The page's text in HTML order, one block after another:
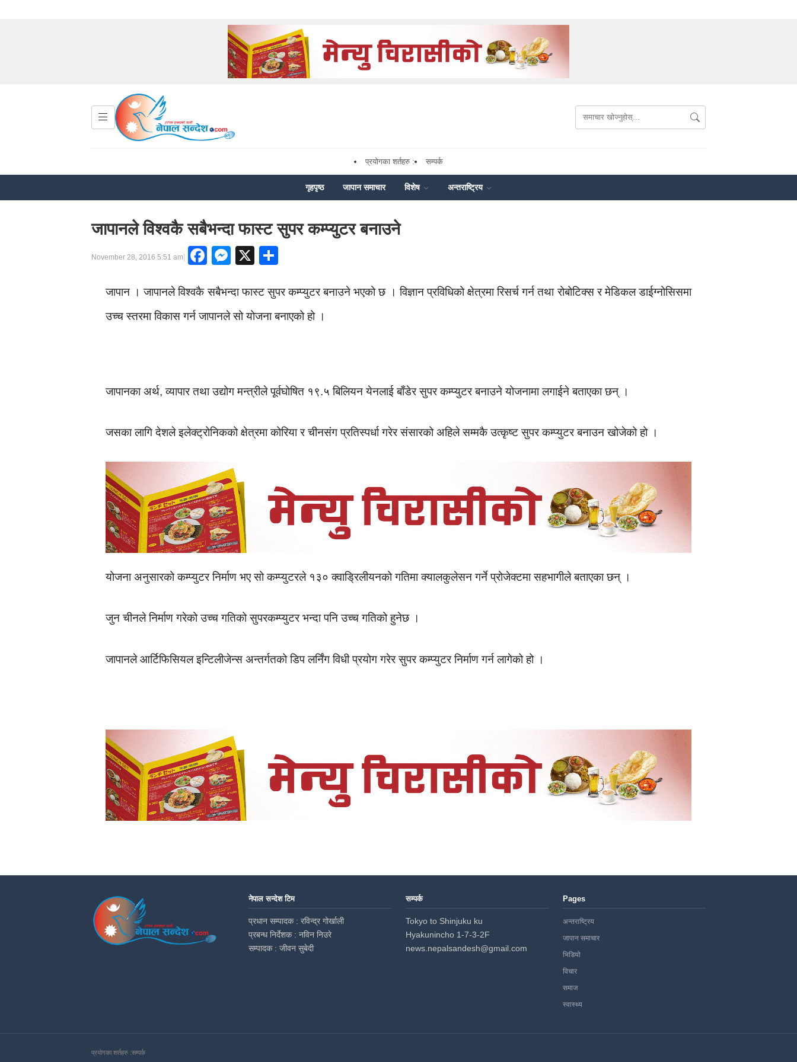
प्रयोगका शर्तहरु : सम्पर्क
गृहपृष्ठ जापान समाचार विशेष अन्तराष्ट्रिय
जापानले विश्वकै सबैभन्दा फास्ट सुपर कम्प्युटर बनाउने
November 28, 2016 5:51 am| Facebook
Messenger
X
जापान । जापानले विश्वकै सबैभन्दा फास्ट सुपर कम्प्युटर बनाउने भएको छ । विज्ञान प्रविधिको क्षेत्रमा रिसर्च गर्न तथा रोबोटिक्स र मेडिकल डाईग्नोसिसमा
उच्च स्तरमा विकास गर्न जापानले सो योजना बनाएको हो ।
जापानका अर्थ, व्यापार तथा उद्योग मन्त्रीले पूर्वघोषित १९.५ बिलियन येनलाई बाँडेर सुपर कम्प्युटर बनाउने योजनामा लगाईने बताएका छन् ।
जसका लागि देशले इलेक्ट्रोनिकको क्षेत्रमा कोरिया र चीनसंग प्रतिस्पर्धा गरेर संसारको अहिले सम्मकै उत्कृष्ट सुपर कम्प्युटर बनाउन खोजेको हो ।
योजना अनुसारको कम्प्युटर निर्माण भए सो कम्प्युटरले १३० क्वाड्रिलीयनको गतिमा क्यालकुलेसन गर्ने प्रोजेक्टमा सहभागीले बताएका छन् ।
जुन चीनले निर्माण गरेको उच्च गतिको सुपरकम्प्युटर भन्दा पनि उच्च गतिको हुनेछ ।
जापानले आर्टिफिसियल इन्टिलीजेन्स अन्तर्गतको डिप लर्निंग विधी प्रयोग गरेर सुपर कम्प्युटर निर्माण गर्न लागेको हो ।
नेपाल सन्देश टिम
प्रधान सम्पादक : रविन्द्र गोर्खाली
प्रबन्ध निर्देशक : नविन निउरे
सम्पादक : जीवन सुबेदी
सम्पर्क
Tokyo to Shinjuku ku
Hyakunincho 1-7-3-2F
news.nepalsandesh@gmail.com
Pages
अन्तराष्ट्रिय
जापान समाचार
भिडियो
विचार
समाज
स्वास्थ्य
प्रयोगका शर्तहरु :सम्पर्क